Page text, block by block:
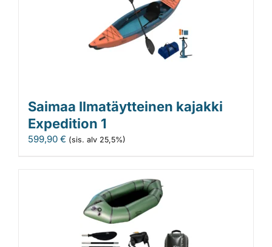
Saimaa Ilmatäytteinen kajakki
Expedition 1
599,90 € (sis. alv 25,5%)